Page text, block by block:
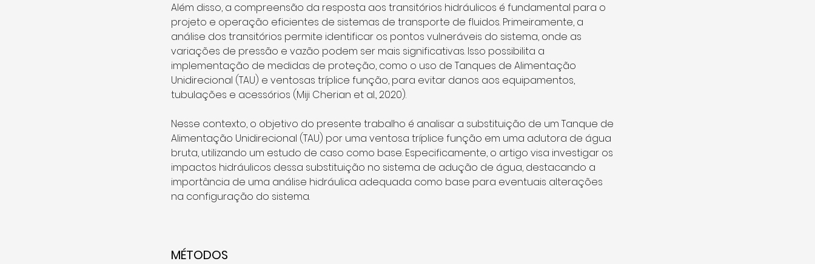
Além disso, a compreensão da resposta aos transitórios hidráulicos é fundamental para o
projeto e operação eficientes de sistemas de transporte de fluidos. Primeiramente, a
análise dos transitórios permite identificar os pontos vulneráveis do sistema, onde as
variações de pressão e vazão podem ser mais significativas. Isso possibilita a
implementação de medidas de proteção, como o uso de Tanques de Alimentação
Unidirecional (TAU) e ventosas tríplice função, para evitar danos aos equipamentos,
tubulações e acessórios (Miji Cherian et al., 2020).
Nesse contexto, o objetivo do presente trabalho é analisar a substituição de um Tanque de
Alimentação Unidirecional (TAU) por uma ventosa tríplice função em uma adutora de água
bruta, utilizando um estudo de caso como base. Especificamente, o artigo visa investigar os
impactos hidráulicos dessa substituição no sistema de adução de água, destacando a
importância de uma análise hidráulica adequada como base para eventuais alterações
na configuração do sistema.
MÉTODOS